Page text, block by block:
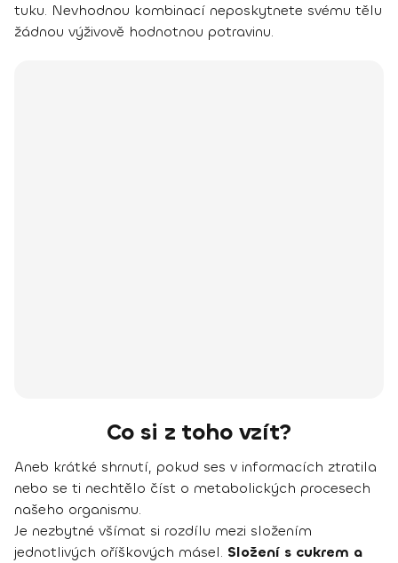
tuku. Nevhodnou kombinací neposkytnete svému tělu
žádnou výživově hodnotnou potravinu.
Co si z toho vzít?
Aneb krátké shrnutí, pokud ses v informacích ztratila
nebo se ti nechtělo číst o metabolických procesech
našeho organismu.
Je nezbytné všímat si rozdílu mezi složením
jednotlivých oříškových másel. Složení s cukrem a